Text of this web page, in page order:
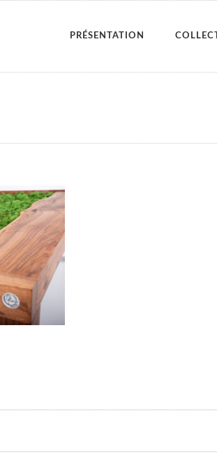
PRÉSENTATION